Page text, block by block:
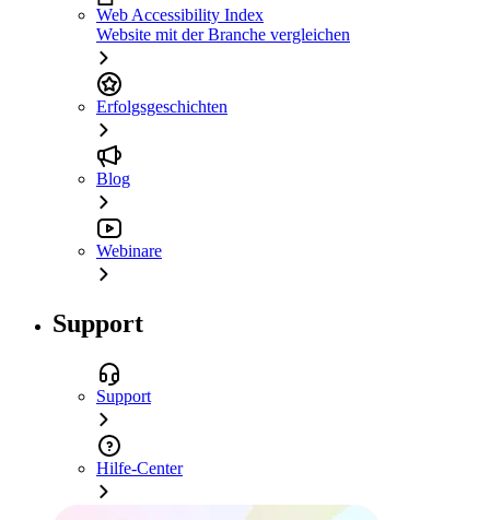
Web Accessibility Index
Website mit der Branche vergleichen
Erfolgsgeschichten
Blog
Webinare
Support
Support
Hilfe-Center